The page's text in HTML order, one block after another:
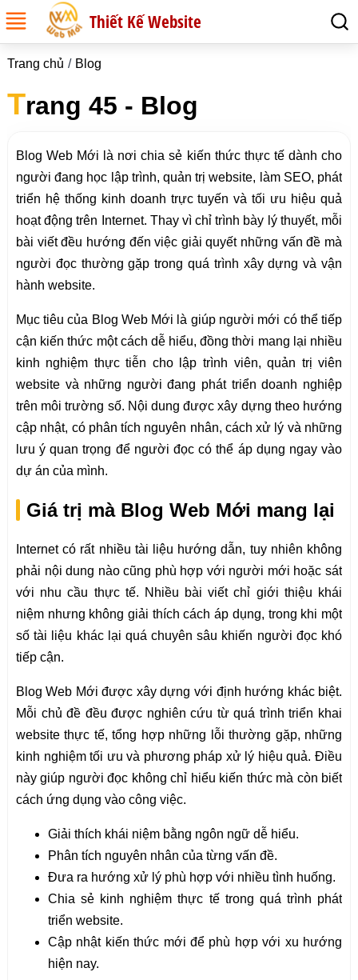
Thiết Kế Website
Trang chủ Blog
Trang 45 - Blog
Blog Web Mới là nơi chia sẻ kiến thức thực tế dành cho
người đang học lập trình, quản trị website, làm SEO, phát
triển hệ thống kinh doanh trực tuyến và tối ưu hiệu quả
hoạt động trên Internet. Thay vì chỉ trình bày lý thuyết, mỗi
bài viết đều hướng đến việc giải quyết những vấn đề mà
người đọc thường gặp trong quá trình xây dựng và vận
hành website.
Mục tiêu của Blog Web Mới là giúp người mới có thể tiếp
cận kiến thức một cách dễ hiểu, đồng thời mang lại nhiều
kinh nghiệm thực tiễn cho lập trình viên, quản trị viên
website và những người đang phát triển doanh nghiệp
trên môi trường số. Nội dung được xây dựng theo hướng
cập nhật, có phân tích nguyên nhân, cách xử lý và những
lưu ý quan trọng để người đọc có thể áp dụng ngay vào
dự án của mình.
Giá trị mà Blog Web Mới mang lại
Internet có rất nhiều tài liệu hướng dẫn, tuy nhiên không
phải nội dung nào cũng phù hợp với người mới hoặc sát
với nhu cầu thực tế. Nhiều bài viết chỉ giới thiệu khái
niệm nhưng không giải thích cách áp dụng, trong khi một
số tài liệu khác lại quá chuyên sâu khiến người đọc khó
tiếp cận.
Blog Web Mới được xây dựng với định hướng khác biệt.
Mỗi chủ đề đều được nghiên cứu từ quá trình triển khai
website thực tế, tổng hợp những lỗi thường gặp, những
kinh nghiệm tối ưu và phương pháp xử lý hiệu quả. Điều
này giúp người đọc không chỉ hiểu kiến thức mà còn biết
cách ứng dụng vào công việc.
Giải thích khái niệm bằng ngôn ngữ dễ hiểu.
Phân tích nguyên nhân của từng vấn đề.
Đưa ra hướng xử lý phù hợp với nhiều tình huống.
Chia sẻ kinh nghiệm thực tế trong quá trình phát
triển website.
Cập nhật kiến thức mới để phù hợp với xu hướng
hiện nay.